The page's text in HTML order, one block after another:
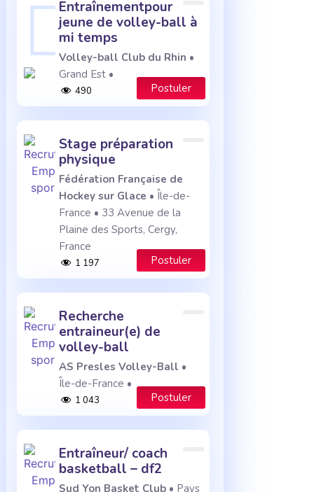
entraînementpour
jeune de volley-ball à
mi temps
Volley-ball Club du Rhin •
Grand Est •
490 Postuler
stage préparation
physique
Fédération Française de
Hockey sur Glace • Île-de-
France • 33 Avenue de la
Plaine des Sports, Cergy,
France
1 197 Postuler
recherche
entraineur(e) de
volley-ball
AS Presles Volley-Ball •
Île-de-France •
1 043 Postuler
entraîneur/ coach
basketball – df2
Sud Yon Basket Club • Pays